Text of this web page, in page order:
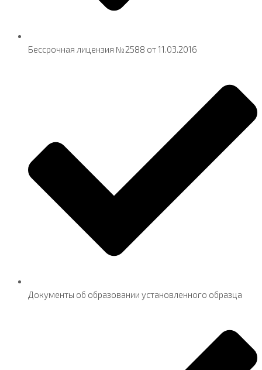
Бессрочная лицензия №2588 от 11.03.2016
Документы об образовании установленного образца